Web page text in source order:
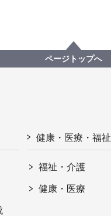
ページトップへ
健康・医療・福祉
福祉・介護
健康・医療